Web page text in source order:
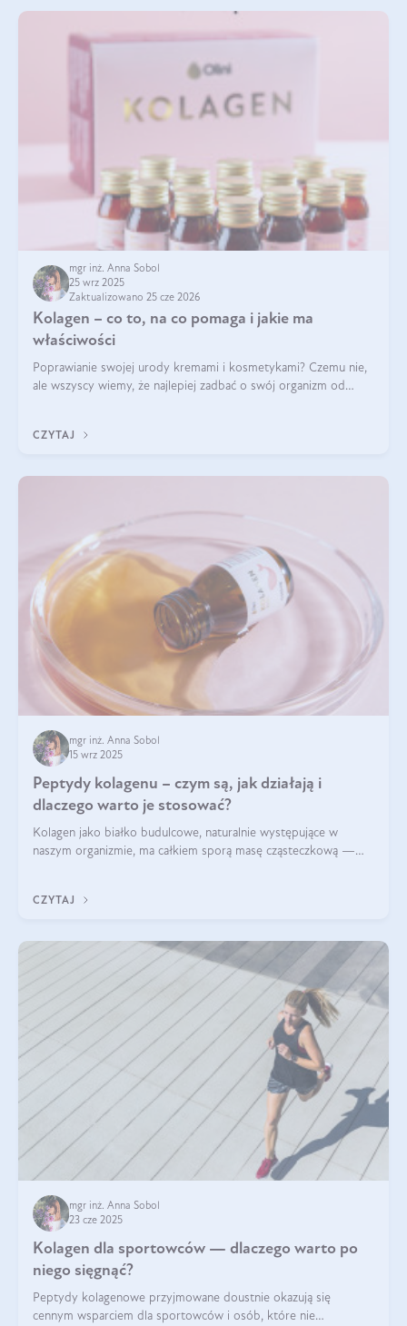
mgr inż. Anna Sobol
25 wrz 2025
Zaktualizowano 25 cze 2026
Kolagen – co to, na co pomaga i jakie ma
właściwości
Poprawianie swojej urody kremami i kosmetykami? Czemu nie,
ale wszyscy wiemy, że najlepiej zadbać o swój organizm od
wysokiej jakości suplem
CZYTAJ
mgr inż. Anna Sobol
15 wrz 2025
Peptydy kolagenu – czym są, jak działają i
dlaczego warto je stosować?
Kolagen jako białko budulcowe, naturalnie występujące w
naszym organizmie, ma całkiem sporą masę cząsteczkową —
bardziej biodostępny
CZYTAJ
mgr inż. Anna Sobol
23 cze 2025
Kolagen dla sportowców — dlaczego warto po
niego sięgnąć?
Peptydy kolagenowe przyjmowane doustnie okazują się
cennym wsparciem dla sportowców i osób, które nie